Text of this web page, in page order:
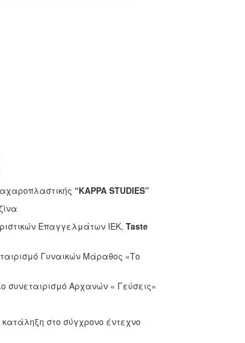
“KAPPA STUDIES”
Επαγγελμάτων ΙΕΚ, Taste
Γυναικών Μάραθος «Το
συνεταιρισμό Αρχανών « Γεύσεις»
στο σύγχρονο έντεχνο